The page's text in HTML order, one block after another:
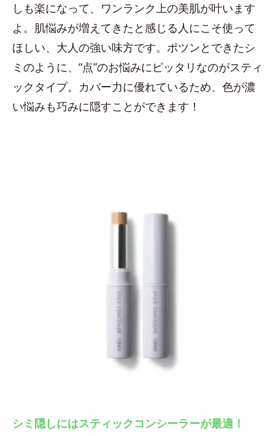
しも楽になって、ワンランク上の美肌が叶います
よ。肌悩みが増えてきたと感じる人にこそ使って
ほしい、大人の強い味方です。ポツンとできたシ
ミのように、“点”のお悩みにピッタリなのがスティ
ックタイプ。カバー力に優れているため、色が濃
い悩みも巧みに隠すことができます！
シミ隠しにはスティックコンシーラーが最適！